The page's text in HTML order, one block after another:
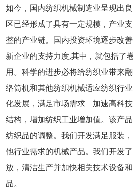
如今，国内纺织机械制造业呈现出
区已经形成了具有一定规模，产业
整的产业链。国内投资环境逐步改
新企业的支持力度,其中，就包括了
用。科学的进步必将给纺织业带来翻
络筒机和其他纺织机械适应纺织行
化发展，满足市场需求，加速高科
结构，增加纺织工业增加值。该产
纺织品的调整。我们开发满足服装
他行业需求的机械产品。我们开发
放，清洁生产并加快相关技术设备
品。